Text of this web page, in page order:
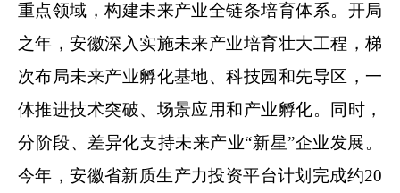
重点领域，构建未来产业全链条培育体系。开局
之年，安徽深入实施未来产业培育壮大工程，梯
次布局未来产业孵化基地、科技园和先导区，一
体推进技术突破、场景应用和产业孵化。同时，
分阶段、差异化支持未来产业“新星”企业发展。
今年，安徽省新质生产力投资平台计划完成约20